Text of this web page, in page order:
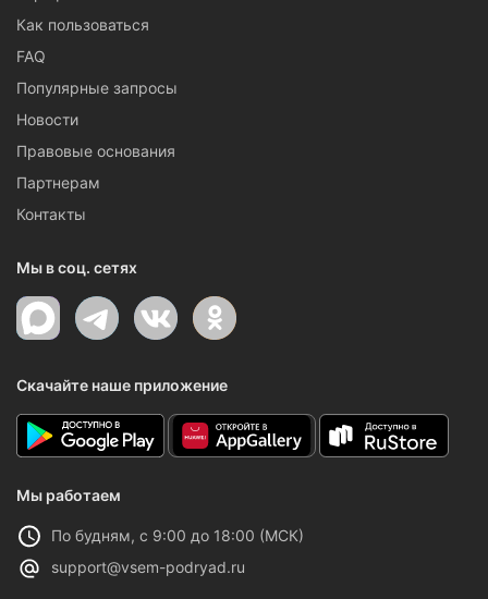
Как пользоваться
FAQ
Популярные запросы
Новости
Правовые основания
Партнерам
Контакты
Мы в соц. сетях
Скачайте наше приложение
Мы работаем
По будням, с 9:00 до 18:00 (МСК)
support@vsem-podryad.ru